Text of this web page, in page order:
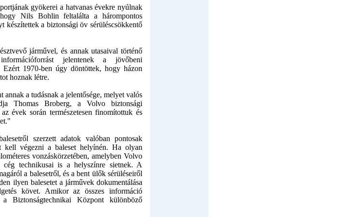
gyökerei a hatvanas évekre nyúlnak
Nils Bohlin feltalálta a hárompontos
készítettek a biztonsági öv sérüléscsökkentő
járművel, és annak utasaival történő
információforrást jelentenek a jövőbeni
Ezért 1970-ben úgy döntöttek, hogy házon
hoznak létre.
a tudásnak a jelentősége, melyet valós
Thomas Broberg, a Volvo biztonsági
évek során természetesen finomítottuk és
szerzett adatok valóban pontosak
kell végezni a baleset helyínén. Ha olyan
vonzáskörzetében, amelyben Volvo
technikusai is a helyszínre sietnek. A
a balesetről, és a bent ülők sérüléseiről
ilyen balesetet a járművek dokumentálása
követ. Amikor az összes információ
Biztonságtechnikai Központ különböző